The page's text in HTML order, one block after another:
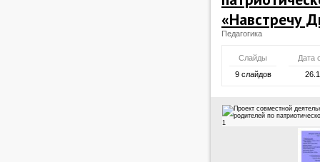
«Навстречу
Педагогика
Слайды
Дата
9 слайдов